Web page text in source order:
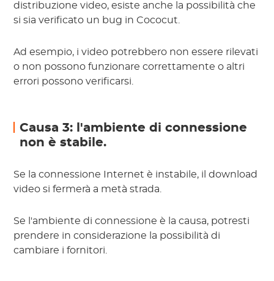
distribuzione video, esiste anche la possibilità che
si sia verificato un bug in Cococut.
Ad esempio, i video potrebbero non essere rilevati
o non possono funzionare correttamente o altri
errori possono verificarsi.
Causa 3: l'ambiente di connessione
non è stabile.
Se la connessione Internet è instabile, il download
video si fermerà a metà strada.
Se l'ambiente di connessione è la causa, potresti
prendere in considerazione la possibilità di
cambiare i fornitori.